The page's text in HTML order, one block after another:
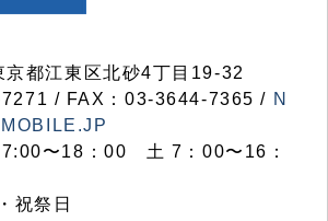
都江東区北砂4丁目19-32
/ FAX：03-3644-7365 / N
7:00〜18：00 土 7：00〜16：
祝祭日